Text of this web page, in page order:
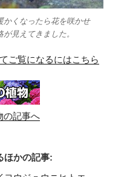
かくなったら花を咲かせ
見えてきました。
ご覧になるにはこちら
の記事へ
ほかの記事: